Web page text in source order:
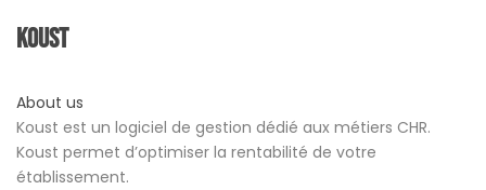
Koust
About us
Koust est un logiciel de gestion dédié aux métiers CHR.
Koust permet d’optimiser la rentabilité de votre
établissement.